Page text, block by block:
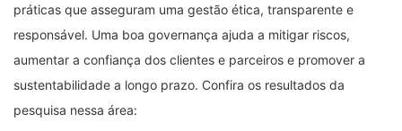
práticas que asseguram uma gestão ética, transparente e
responsável. Uma boa governança ajuda a mitigar riscos,
aumentar a confiança dos clientes e parceiros e promover a
sustentabilidade a longo prazo. Confira os resultados da
pesquisa nessa área: